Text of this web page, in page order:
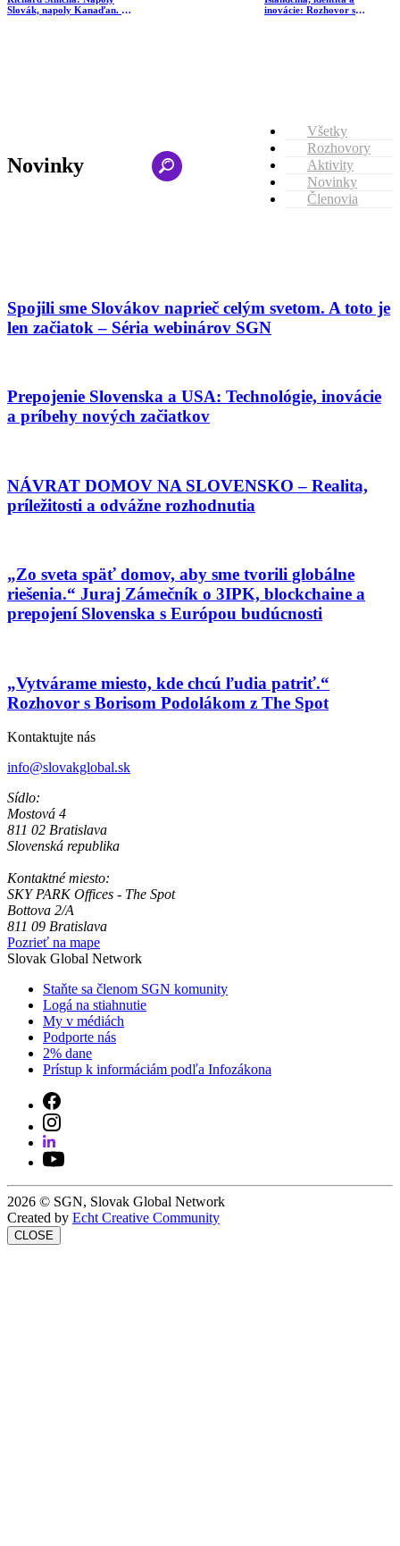
Slovák, napoly Kanaďan. O
inovácie: Rozhovor s
Novinky
Všetky
Rozhovory
Aktivity
Novinky
Členovia
Spojili sme Slovákov naprieč celým svetom. A toto je
len začiatok – Séria webinárov SGN
Prepojenie Slovenska a USA: Technológie, inovácie
a príbehy nových začiatkov
NÁVRAT DOMOV NA SLOVENSKO – Realita,
príležitosti a odvážne rozhodnutia
„Zo sveta späť domov, aby sme tvorili globálne
riešenia.“ Juraj Zámečník o 3IPK, blockchaine a
prepojení Slovenska s Európou budúcnosti
„Vytvárame miesto, kde chcú ľudia patriť.“
Rozhovor s Borisom Podolákom z The Spot
Kontaktujte nás
info@slovakglobal.sk
Sídlo:
Mostová 4
811 02 Bratislava
Slovenská republika
Kontaktné miesto:
SKY PARK Offices - The Spot
Bottova 2/A
811 09 Bratislava
Pozrieť na mape
Slovak Global Network
Staňte sa členom SGN komunity
Logá na stiahnutie
My v médiách
Podporte nás
2% dane
Prístup k informáciám podľa Infozákona
2026 © SGN, Slovak Global Network
Created by Echt Creative Community
CLOSE